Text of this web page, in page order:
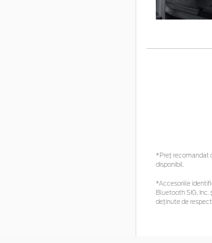
*Preţ recomandat
disponibil.
*Accesoriile
Bluetooth SIG,
deținute de